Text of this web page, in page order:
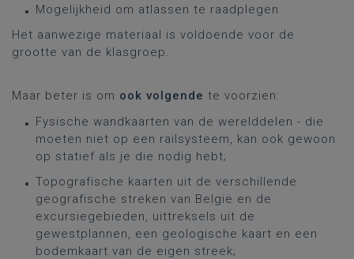
Mogelijkheid om atlassen te raadplegen
Het aanwezige materiaal is voldoende voor de
grootte van de klasgroep.
Maar beter is om ook volgende te voorzien:
Fysische wandkaarten van de werelddelen - die
moeten niet op een railsysteem, kan ook gewoon
op statief als je die nodig hebt;
Topografische kaarten uit de verschillende
geografische streken van België en de
excursiegebieden, uittreksels uit de
gewestplannen, een geologische kaart en een
bodemkaart van de eigen streek;